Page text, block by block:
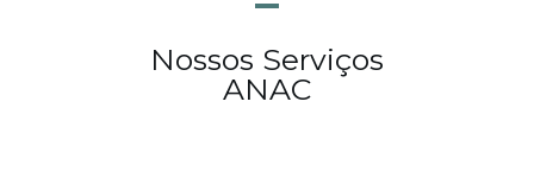
Nossos Serviços
ANAC